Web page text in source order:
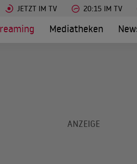
JETZT IM TV 20:15 IM TV
Mediatheken